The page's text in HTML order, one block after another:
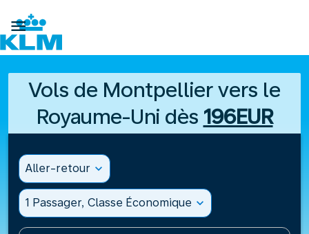

Vols de Montpellier vers le
Royaume-Uni dès 196EUR
Aller-retour expand_more
1 Passager, Classe Économique expand_more